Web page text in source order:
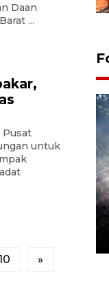
Daan
...
Pusat
untuk
»